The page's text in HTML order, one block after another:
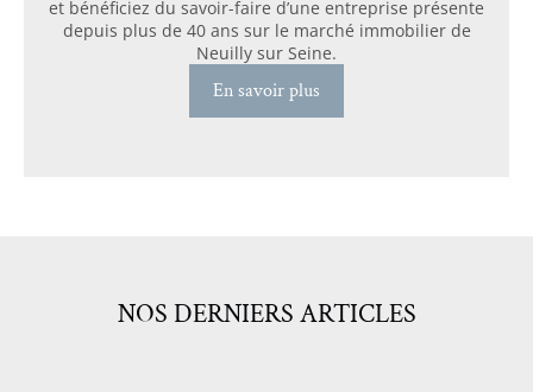
et bénéficiez du savoir-faire d’une entreprise présente
depuis plus de 40 ans sur le marché immobilier de
Neuilly sur Seine.
En savoir plus
NOS DERNIERS ARTICLES